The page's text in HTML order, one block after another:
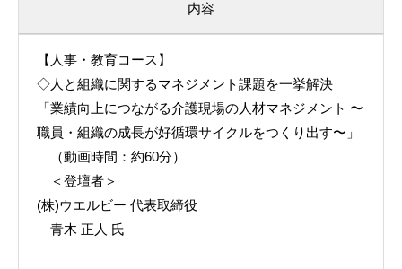
内容
【人事・教育コース】
◇人と組織に関するマネジメント課題を一挙解決
「業績向上につながる介護現場の人材マネジメント 〜
職員・組織の成長が好循環サイクルをつくり出す〜」
（動画時間：約60分）
＜登壇者＞
(株)ウエルビー 代表取締役
青木 正人 氏